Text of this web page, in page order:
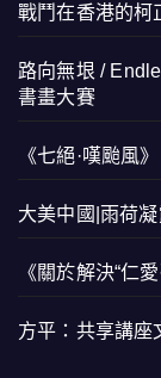
戰鬥在香港的柯
路向無垠 /
書畫大賽
《七絕·嘆颱風》
大美中國|雨荷
《關於解決“仁
方平：共享講座